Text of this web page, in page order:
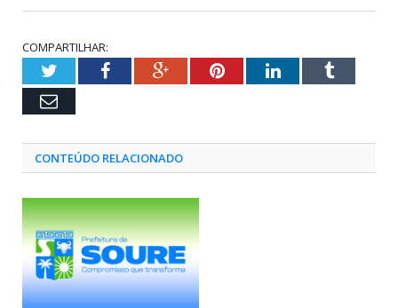
COMPARTILHAR:
TwitterFacebookGoogle+PinterestLinkedInTumblr
Email
CONTEÚDO RELACIONADO